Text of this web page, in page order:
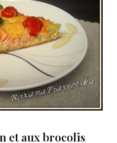
et aux brocolis